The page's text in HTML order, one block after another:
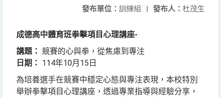
發布人： 杜茂生
發布單位： 訓練組 |
成德高中體育班拳擊項目心理講座-
講題： 競賽的心與拳，從焦慮到專注
日期： 114年10月15日
為培養選手在競賽中穩定心態與專注表現，本校特別
舉辦拳擊項目心理講座，透過專業指導與經驗分享，